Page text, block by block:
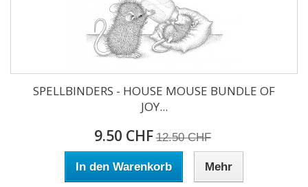
SPELLBINDERS - HOUSE MOUSE BUNDLE OF
JOY...
9.50 CHF 12.50 CHF
In den Warenkorb Mehr